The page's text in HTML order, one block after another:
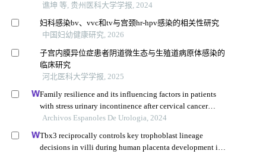
谯坤 等, 贵州医科大学学报, 2024
妇科感染bv、vvc和tv与宫颈hr-hpv感染的相关性研究
中国妇幼健康研究, 2026
子宫内膜异位症患者阴道微生态与生殖道病原体感染的
临床研究
河北医科大学学报, 2025
Family resilience and its influencing factors in patients
with stress urinary incontinence after cervical cancer
surgery: a retrospective study
Archivos Espanoles De Urologia, 2024
Tbx3 reciprocally controls key trophoblast lineage
decisions in villi during human placenta development in